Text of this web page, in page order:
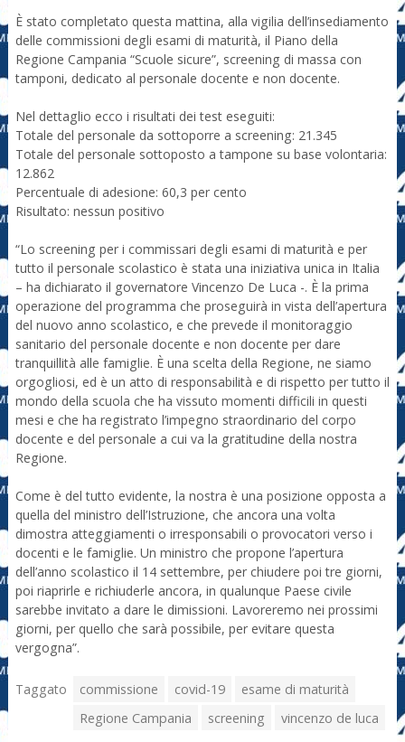
È stato completato questa mattina, alla vigilia dell’insediamento
delle commissioni degli esami di maturità, il Piano della
Regione Campania “Scuole sicure”, screening di massa con
tamponi, dedicato al personale docente e non docente.
Nel dettaglio ecco i risultati dei test eseguiti:
Totale del personale da sottoporre a screening: 21.345
Totale del personale sottoposto a tampone su base volontaria:
12.862
Percentuale di adesione: 60,3 per cento
Risultato: nessun positivo
“Lo screening per i commissari degli esami di maturità e per
tutto il personale scolastico è stata una iniziativa unica in Italia
– ha dichiarato il governatore Vincenzo De Luca -. È la prima
operazione del programma che proseguirà in vista dell’apertura
del nuovo anno scolastico, e che prevede il monitoraggio
sanitario del personale docente e non docente per dare
tranquillità alle famiglie. È una scelta della Regione, ne siamo
orgogliosi, ed è un atto di responsabilità e di rispetto per tutto il
mondo della scuola che ha vissuto momenti difficili in questi
mesi e che ha registrato l’impegno straordinario del corpo
docente e del personale a cui va la gratitudine della nostra
Regione.
Come è del tutto evidente, la nostra è una posizione opposta a
quella del ministro dell’Istruzione, che ancora una volta
dimostra atteggiamenti o irresponsabili o provocatori verso i
docenti e le famiglie. Un ministro che propone l’apertura
dell’anno scolastico il 14 settembre, per chiudere poi tre giorni,
poi riaprirle e richiuderle ancora, in qualunque Paese civile
sarebbe invitato a dare le dimissioni. Lavoreremo nei prossimi
giorni, per quello che sarà possibile, per evitare questa
vergogna”.
Taggato commissione covid-19
esame di maturità
Regione Campania
screening vincenzo de luca